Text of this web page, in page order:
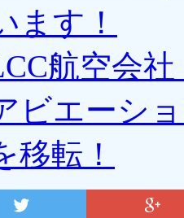
ます！
航空会
ビエーシ
移転！